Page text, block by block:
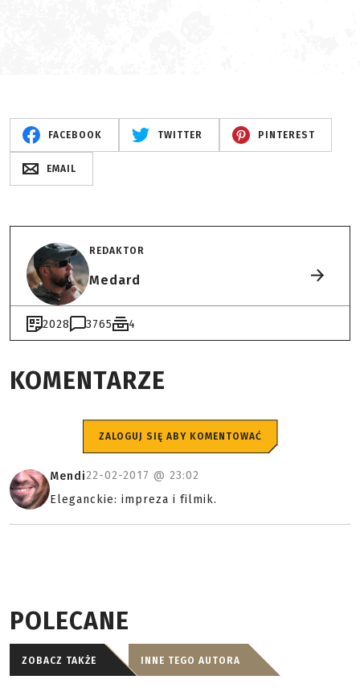
FACEBOOK TWITTER PINTEREST
EMAIL
REDAKTOR
Medard
2028 3765 4
KOMENTARZE
ZALOGUJ SIĘ ABY KOMENTOWAĆ
Mendi22-02-2017 @ 23:02
Eleganckie: impreza i filmik.
POLECANE
ZOBACZ TAKŻE INNE TEGO AUTORA